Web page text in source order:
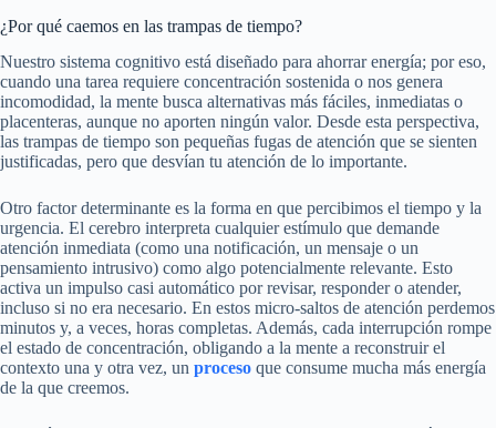
¿Por qué caemos en las trampas de tiempo?
Nuestro sistema cognitivo está diseñado para ahorrar energía; por eso,
cuando una tarea requiere concentración sostenida o nos genera
incomodidad, la mente busca alternativas más fáciles, inmediatas o
placenteras, aunque no aporten ningún valor. Desde esta perspectiva,
las trampas de tiempo son pequeñas fugas de atención que se sienten
justificadas, pero que desvían tu atención de lo importante.
Otro factor determinante es la forma en que percibimos el tiempo y la
urgencia. El cerebro interpreta cualquier estímulo que demande
atención inmediata (como una notificación, un mensaje o un
pensamiento intrusivo) como algo potencialmente relevante. Esto
activa un impulso casi automático por revisar, responder o atender,
incluso si no era necesario. En estos micro-saltos de atención perdemos
minutos y, a veces, horas completas. Además, cada interrupción rompe
el estado de concentración, obligando a la mente a reconstruir el
contexto una y otra vez, un proceso que consume mucha más energía
de la que creemos.